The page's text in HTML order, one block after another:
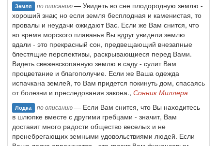
Земля по описанию— Увидеть во сне плодородную землю -
хороший знак; но если земля бесплодная и каменистая, то
провалы и неудачи ожидают Вас. Если же Вам снится, что
во время морского плаванья Вы вдруг увидели землю
вдали - это прекрасный сон, предвещающий внезапные
блестящие перспективы, раскрывающиеся перед Вами.
Видеть свежевскопанную землю в саду - сулит Вам
процветание и благополучие. Если же Ваша одежда
испачкана землей, то Вам придется покинуть дом, спасаясь
от болезни и преследования закона., Сонник Миллера
Лодка по описанию— Если Вам снится, что Вы находитесь
в шлюпке вместе с другими гребцами - значит, Вам
доставит много радости общество веселых и не
пренебрегающих земными удовольствиями людей. Если